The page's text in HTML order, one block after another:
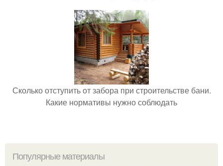
Сколько отступить от забора при строительстве бани.
Какие нормативы нужно соблюдать
Популярные материалы